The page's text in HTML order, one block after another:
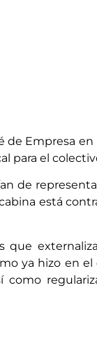
de Empresa
para el
de
está
ya hizo en